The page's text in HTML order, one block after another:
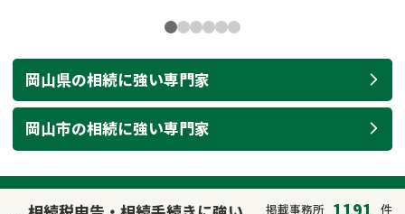
岡山県の相続に強い専門家
岡山市の相続に強い専門家
掲載事務所 1191 件